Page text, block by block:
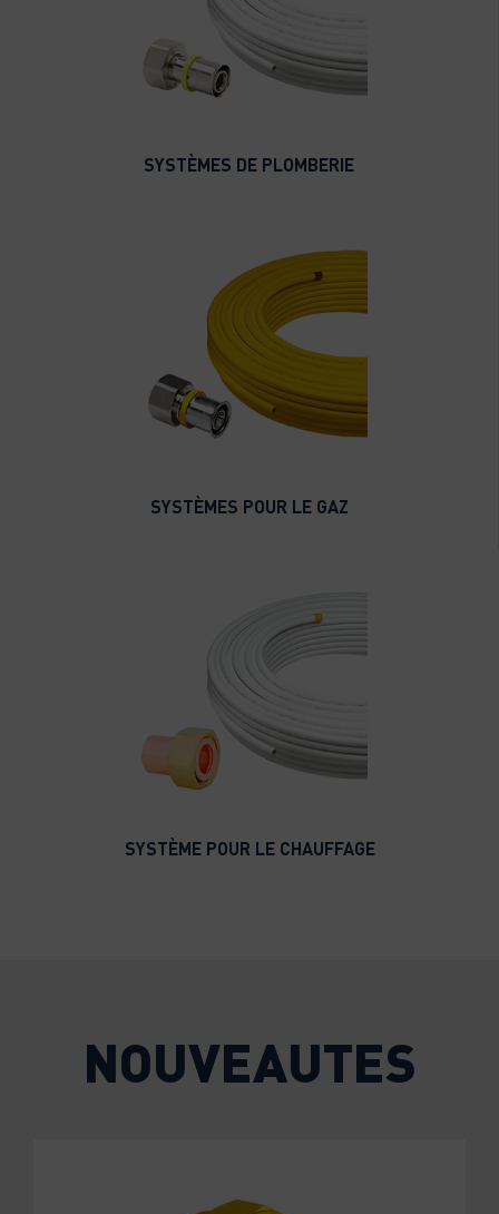
SYSTÈMES DE PLOMBERIE
SYSTÈMES POUR LE GAZ
SYSTÈME POUR LE CHAUFFAGE
NOUVEAUTES